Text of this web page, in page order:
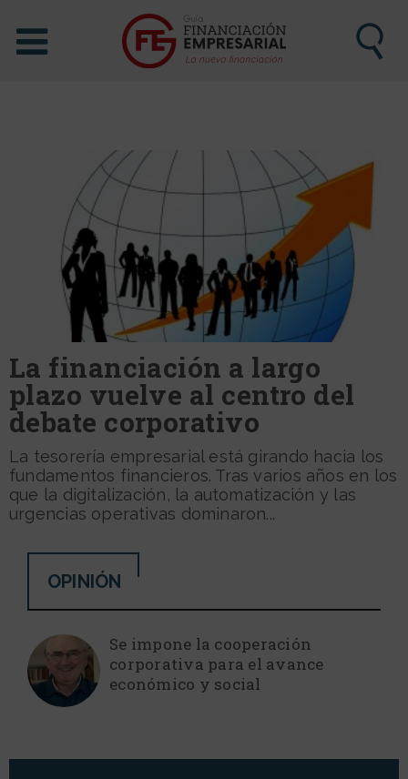
La financiación a largo
plazo vuelve al centro del
debate corporativo
La tesorería empresarial está girando hacia los
fundamentos financieros. Tras varios años en los
que la digitalización, la automatización y las
urgencias operativas dominaron...
OPINIÓN
Se impone la cooperación
corporativa para el avance
económico y social